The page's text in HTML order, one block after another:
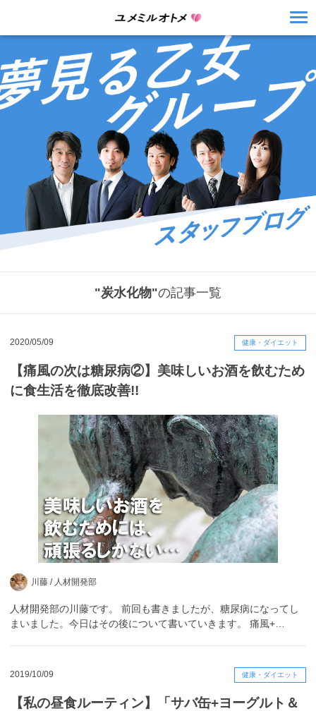
"炭水化物"の記事一覧
2020/05/09 健康・ダイエット
【痛風の次は糖尿病②】美味しいお酒を飲むため
に食生活を徹底改善!!
川藤 / 人材開発部
人材開発部の川藤です。 前回も書きましたが、糖尿病になってし
まいました。今日はその後について書いていきます。 痛風+…
2019/10/09 健康・ダイエット
【私の昼食ルーティン】「サバ缶+ヨーグルト＆